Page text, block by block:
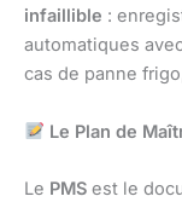
infaillible :
automatiques
cas de panne
Le Plan de
Le PMS est le